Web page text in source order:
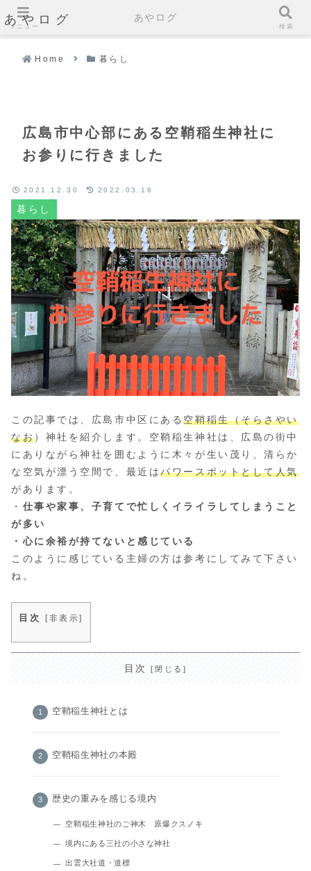
あやログ
Home 暮らし
広島市中心部にある空鞘稲生神社に
お参りに行きました
暮らし
2021.12.30 2022.03.16
この記事では、広島市中区にある空鞘稲生（そらさやい
なお）神社を紹介します。空鞘稲生神社は、広島の街中
にありながら神社を囲むように木々が生い茂り、清らか
な空気が漂う空間で、最近はパワースポットとして人気
があります。
・ 仕事や家事、子育てで忙しくイライラしてしまうこと
が多い
・心に余裕が持てないと感じている
このように感じている主婦の方は参考にしてみて下さい
ね。
目次 [非表示]
目次
空鞘稲生神社とは
空鞘稲生神社の本殿
歴史の重みを感じる境内
空鞘稲生神社のご神木 原爆クスノキ
境内にある三社の小さな神社
出雲大社道・道標
メニュー
あやログ
検索